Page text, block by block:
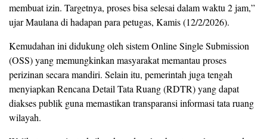
membuat izin. Targetnya, proses bisa selesai dalam waktu 2 jam,”
ujar Maulana di hadapan para petugas, Kamis (12/2/2026).
Kemudahan ini didukung oleh sistem Online Single Submission
(OSS) yang memungkinkan masyarakat memantau proses
perizinan secara mandiri. Selain itu, pemerintah juga tengah
menyiapkan Rencana Detail Tata Ruang (RDTR) yang dapat
diakses publik guna memastikan transparansi informasi tata ruang
wilayah.